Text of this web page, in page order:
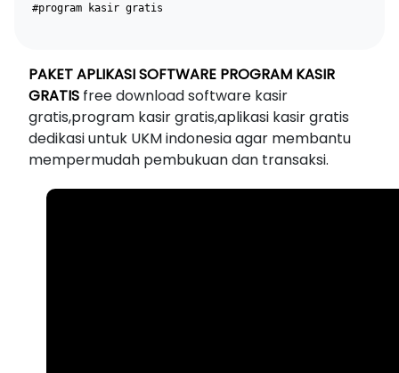
#program kasir gratis
PAKET APLIKASI SOFTWARE PROGRAM KASIR
GRATIS free download software kasir
gratis,program kasir gratis,aplikasi kasir gratis
dedikasi untuk UKM indonesia agar membantu
mempermudah pembukuan dan transaksi.